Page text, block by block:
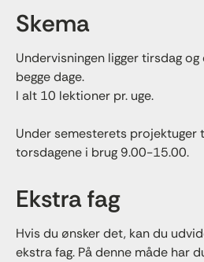
Skema
Undervisningen ligger tirsdag
begge dage.
I alt 10 lektioner pr. uge.
Under semesterets projektuger
torsdagene i brug 9.00-15.00.
Ekstra fag
Hvis du ønsker det, kan du
ekstra fag. På denne måde har